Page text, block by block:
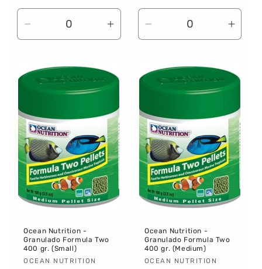
habitual
Reducir
cantidad
Default
Title
Aumentar
cantidad
Default
Title
Reducir
cantidad
Default
Title
Title
Ocean Nutrition -
Granulado Formula Two
400 gr. (Small)
Proveedor:
OCEAN NUTRITION
Ocean Nutrition -
Granulado Formula Two
400 gr. (Medium)
Proveedor:
OCEAN NUTRITION